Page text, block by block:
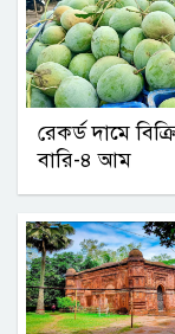
রেকর্ড দামে
বারি-৪ আম